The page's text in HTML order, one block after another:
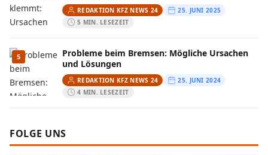
REDAKTION KFZ NEWS 24
25. JUNI 2025
5 MIN. LESEZEIT
5
Probleme beim Bremsen: Mögliche Ursachen
und Lösungen
REDAKTION KFZ NEWS 24
25. JUNI 2024
4 MIN. LESEZEIT
FOLGE UNS